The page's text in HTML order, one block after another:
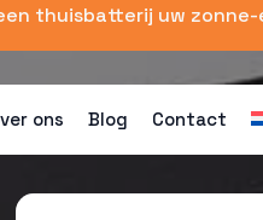
thuisbatterij uw
ons Blog Contact